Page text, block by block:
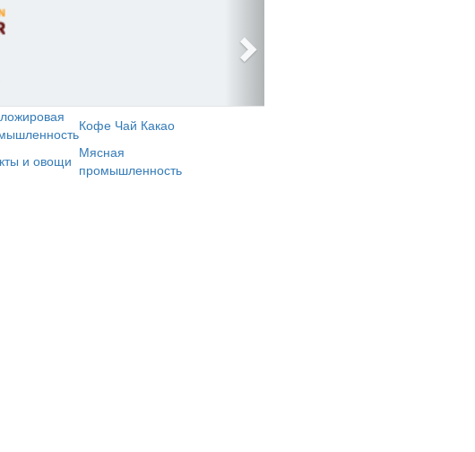
Кофе Чай Какао
и овощи Мясная
промышленность